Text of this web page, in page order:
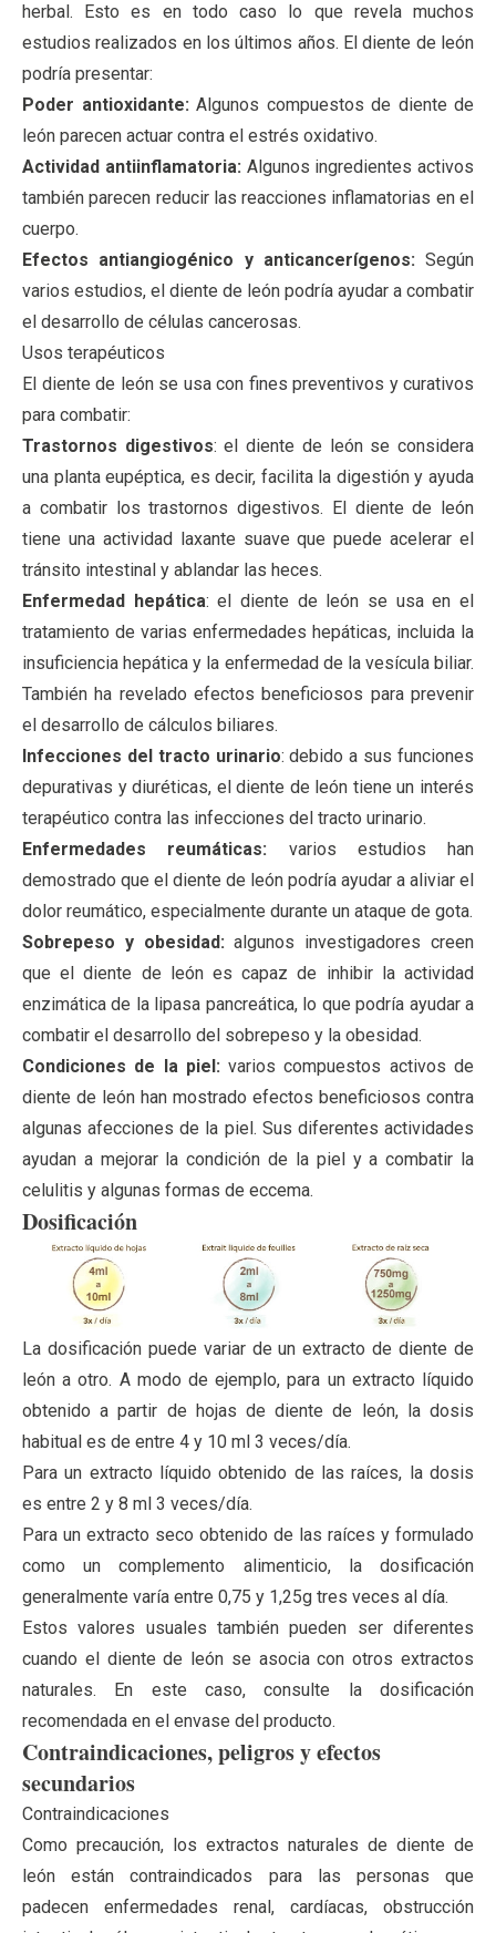
herbal. Esto es en todo caso lo que revela muchos
estudios realizados en los últimos años. El diente de león
podría presentar:
Poder antioxidante: Algunos compuestos de diente de
león parecen actuar contra el estrés oxidativo.
Actividad antiinflamatoria: Algunos ingredientes activos
también parecen reducir las reacciones inflamatorias en el
cuerpo.
Efectos antiangiogénico y anticancerígenos: Según
varios estudios, el diente de león podría ayudar a combatir
el desarrollo de células cancerosas.
Usos terapéuticos
El diente de león se usa con fines preventivos y curativos
para combatir:
Trastornos digestivos: el diente de león se considera
una planta eupéptica, es decir, facilita la digestión y ayuda
a combatir los trastornos digestivos. El diente de león
tiene una actividad laxante suave que puede acelerar el
tránsito intestinal y ablandar las heces.
Enfermedad hepática: el diente de león se usa en el
tratamiento de varias enfermedades hepáticas, incluida la
insuficiencia hepática y la enfermedad de la vesícula biliar.
También ha revelado efectos beneficiosos para prevenir
el desarrollo de cálculos biliares.
Infecciones del tracto urinario: debido a sus funciones
depurativas y diuréticas, el diente de león tiene un interés
terapéutico contra las infecciones del tracto urinario.
Enfermedades reumáticas: varios estudios han
demostrado que el diente de león podría ayudar a aliviar el
dolor reumático, especialmente durante un ataque de gota.
Sobrepeso y obesidad: algunos investigadores creen
que el diente de león es capaz de inhibir la actividad
enzimática de la lipasa pancreática, lo que podría ayudar a
combatir el desarrollo del sobrepeso y la obesidad.
Condiciones de la piel: varios compuestos activos de
diente de león han mostrado efectos beneficiosos contra
algunas afecciones de la piel. Sus diferentes actividades
ayudan a mejorar la condición de la piel y a combatir la
celulitis y algunas formas de eccema.
Dosificación
La dosificación puede variar de un extracto de diente de
león a otro. A modo de ejemplo, para un extracto líquido
obtenido a partir de hojas de diente de león, la dosis
habitual es de entre 4 y 10 ml 3 veces/día.
Para un extracto líquido obtenido de las raíces, la dosis
es entre 2 y 8 ml 3 veces/día.
Para un extracto seco obtenido de las raíces y formulado
como un complemento alimenticio, la dosificación
generalmente varía entre 0,75 y 1,25g tres veces al día.
Estos valores usuales también pueden ser diferentes
cuando el diente de león se asocia con otros extractos
naturales. En este caso, consulte la dosificación
recomendada en el envase del producto.
Contraindicaciones, peligros y efectos
secundarios
Contraindicaciones
Como precaución, los extractos naturales de diente de
león están contraindicados para las personas que
padecen enfermedades renal, cardíacas, obstrucción